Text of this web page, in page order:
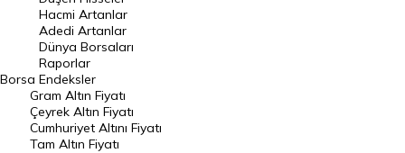
Hacmi Artanlar
Geçmiş Kapanışlar
Dünya Borsaları
Raporlar
Endeksler
Borsa
Hacmi Artanlar
Adedi Artanlar
Dünya Borsaları
Raporlar
Endeksler
Gram Altın Fiyatı
Çeyrek Altın Fiyatı
Cumhuriyet Altını Fiyatı
Tam Altın Fiyatı